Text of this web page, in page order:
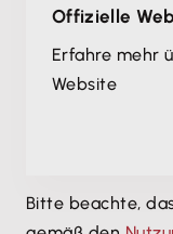
Stiftung &
Stiftung
UG
GmbH &
Stiftung &
Offizielle
Erfahre mehr
Website
Bitte beachte,